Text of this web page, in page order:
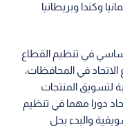
وكندا وبريطانيا
في تنظيم القطاع
في المحافظات،
لتسويق المنتجات
دورا مهما في تنظيم
والبدء بحل